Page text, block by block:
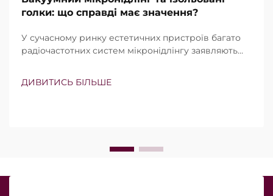
голки: що справді має значення?
У сучасному ринку естетичних пристроїв багато
радіочастотних систем мікронідлінгу заявляють
в тому, чи існують ці функції, а в тому, наскільки
ДИВИТИСЬ БІЛЬШЕ